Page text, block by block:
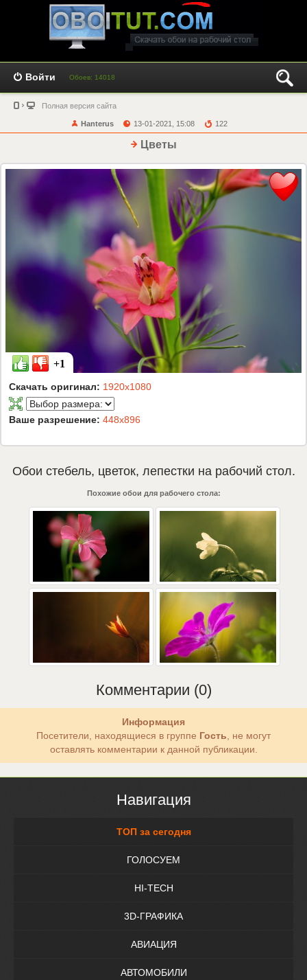
Войти Обоев: 14018
Полная версия сайта
Hanterus 13-01-2021, 15:08 122
Цветы
+1
Скачать оригинал: 1920x1080
Ваше разрешение: 448x896
Обои стебель, цветок, лепестки на рабочий стол.
Похожие обои для рабочего стола:
Комментарии (0)
Информация
Посетители, находящиеся в группе Гость , не могут
оставлять комментарии к данной публикации.
Навигация
ТОП за сегодня
ГОЛОСУЕМ
HI-TECH
3D-ГРАФИКА
АВИАЦИЯ
АВТОМОБИЛИ